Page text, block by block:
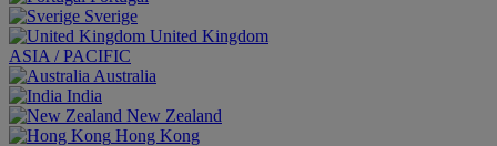
Sverige
United Kingdom
ASIA / PACIFIC
Australia
India
New Zealand
Hong Kong